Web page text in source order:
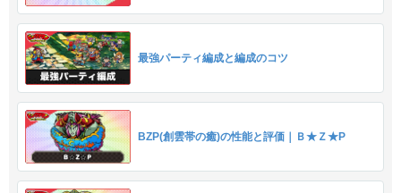
最強パーティ編成と編成のコツ
BZP(創雲帯の癒)の性能と評価｜Ｂ★Ｚ★P